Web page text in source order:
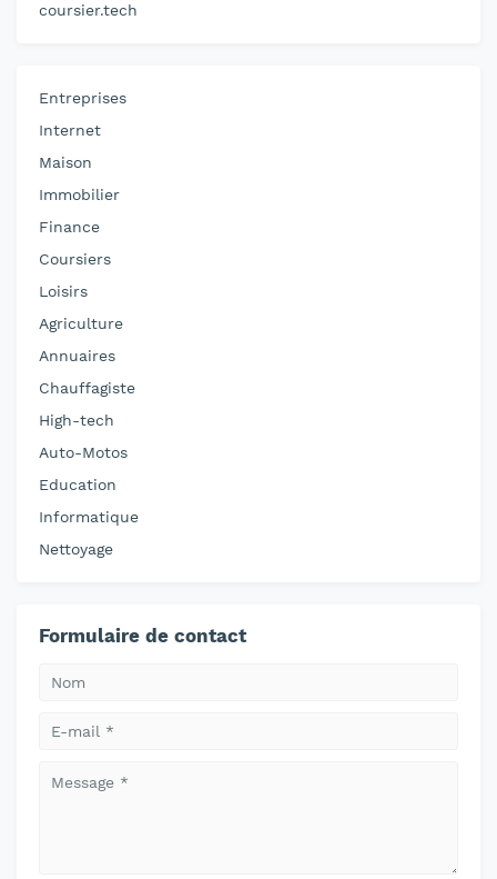
coursier.tech
Entreprises
Internet
Maison
Immobilier
Finance
Coursiers
Loisirs
Agriculture
Annuaires
Chauffagiste
High-tech
Auto-Motos
Education
Informatique
Nettoyage
Formulaire de contact